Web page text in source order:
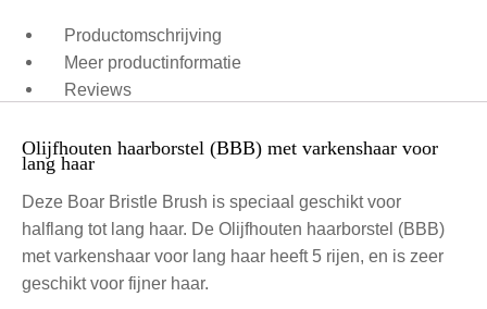
Productomschrijving
Meer productinformatie
Reviews
Olijfhouten haarborstel (BBB) met varkenshaar voor
lang haar
Deze Boar Bristle Brush is speciaal geschikt voor
halflang tot lang haar. De Olijfhouten haarborstel (BBB)
met varkenshaar voor lang haar heeft 5 rijen, en is zeer
geschikt voor fijner haar.